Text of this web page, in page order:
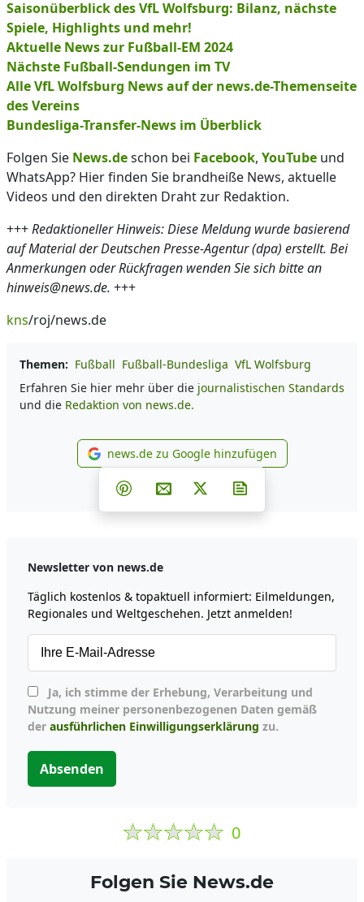
Saisonüberblick des VfL Wolfsburg: Bilanz, nächste
Spiele, Highlights und mehr!
Aktuelle News zur Fußball-EM 2024
Nächste Fußball-Sendungen im TV
Alle VfL Wolfsburg News auf der news.de-Themenseite
des Vereins
Bundesliga-Transfer-News im Überblick
Folgen Sie News.deschon bei Facebook, YouTube und
WhatsApp? Hier finden Sie brandheiße News, aktuelle
Videos und den direkten Draht zur Redaktion.
+++Redaktioneller Hinweis: Diese Meldung wurde basierend
auf Material der Deutschen Presse-Agentur (dpa) erstellt. Bei
Anmerkungen oder Rückfragen wenden Sie sich bitte an
hinweis@news.de. +++
kns/roj/news.de
Themen: Fußball Fußball-Bundesliga VfL Wolfsburg
Erfahren Sie hier mehr über die journalistischen Standards
und die Redaktion von news.de.
news.de zu Google
news.de zu Google hinzufügen
Teilen auf Facebook
Teilen auf Whatsapp
Teilen auf Telegram
Teilen auf Pinterest
Per E-Mail teilen
Post auf X
Newsletter von news.de
Täglich kostenlos & topaktuell informiert: Eilmeldungen,
Regionales und Weltgeschehen. Jetzt anmelden!
Nutzung meiner personenbezogenen Daten gemäß
der ausführlichen Einwilligungserklärung zu.
Absenden
0
Folgen Sie News.de